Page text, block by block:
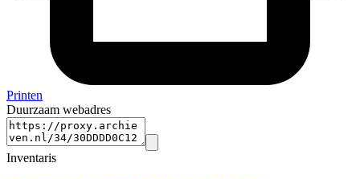
Printen
Duurzaam webadres
Inventaris